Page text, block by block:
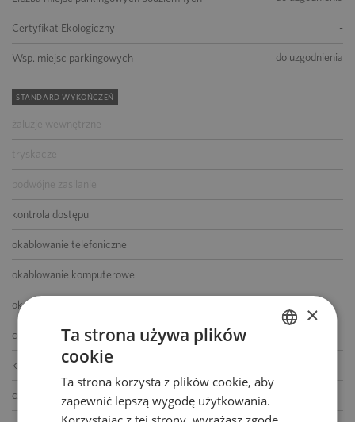
Certyfikat Ekologiczny -
Wsp. miejsc parkingowych do uzgodnienia
STANDARD WYKOŃCZEŃ
żaluzje wewnętrzne
tryskacze
podwójne zasilanie
kontrola dostępu
okablowanie telefoniczne
okablowanie komputerowe
okablowanie elektryczne
centrala telefoniczna
klimatyzacja
czujniki dymu i ciepła
ENGLISH
×
Ta strona używa plików
cookie
Ta strona korzysta z plików cookie, aby
zapewnić lepszą wygodę użytkowania.